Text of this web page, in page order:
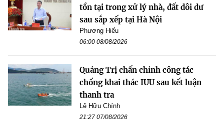
tồn tại trong xử lý nhà, đất dôi dư
sau sắp xếp tại Hà Nội
Phương Hiếu
06:00 08/08/2026
Quảng Trị chấn chỉnh công tác
chống khai thác IUU sau kết luận
thanh tra
Lê Hữu Chính
21:27 07/08/2026